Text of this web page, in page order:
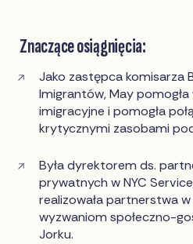
Znaczące osiągnięcia:
Jako zastępca komisarza
Imigrantów, May
imigracyjne i pomogła
krytycznymi zasobami
Była dyrektorem ds.
prywatnych w NYC
realizowała partnerstwa
wyzwaniom społeczno-
Jorku.